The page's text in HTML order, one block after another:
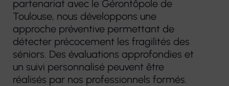
partenariat avec le Gérontôpole de
Toulouse, nous développons une
approche préventive permettant de
détecter précocement les fragilités des
séniors. Des évaluations approfondies et
un suivi personnalisé peuvent être
réalisés par nos professionnels formés.